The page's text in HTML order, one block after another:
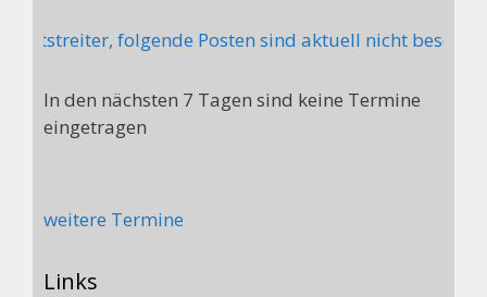
folgende Posten sind aktuell nicht besetzt:
In den nächsten 7 Tagen sind keine Termine
eingetragen
weitere Termine
Links